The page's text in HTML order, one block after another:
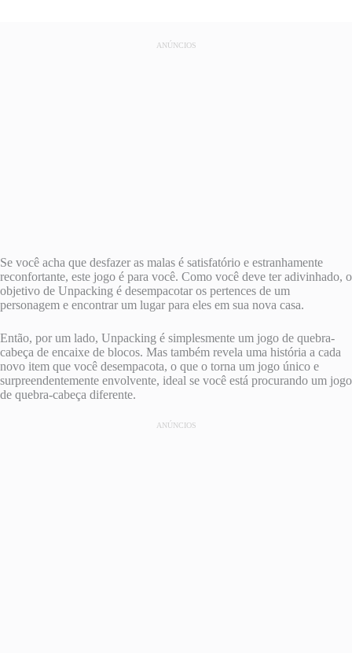
ANÚNCIOS
Se você acha que desfazer as malas é satisfatório e estranhamente
reconfortante, este jogo é para você. Como você deve ter adivinhado, o
objetivo de Unpacking é desempacotar os pertences de um
personagem e encontrar um lugar para eles em sua nova casa.
Então, por um lado, Unpacking é simplesmente um jogo de quebra-
cabeça de encaixe de blocos. Mas também revela uma história a cada
novo item que você desempacota, o que o torna um jogo único e
surpreendentemente envolvente, ideal se você está procurando um jogo
de quebra-cabeça diferente.
ANÚNCIOS